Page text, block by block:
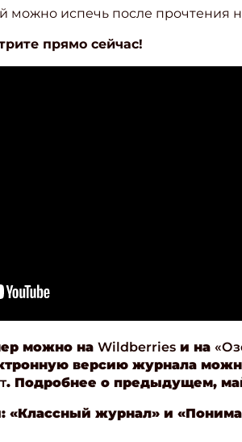
можно испечь после прочтения
прямо сейчас!
можно на Wildberries и на
версию журнала
. Подробнее о предыдущем,
«Классный журнал» и
Укажите имя